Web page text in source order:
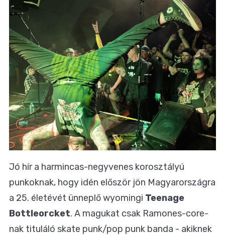
Jó hír a harmincas-negyvenes korosztályú
punkoknak, hogy idén először jön Magyarországra
a 25. életévét ünneplő wyomingi Teenage
Bottleorcket. A magukat csak Ramones-core-
nak tituláló skate punk/pop punk banda - akiknek